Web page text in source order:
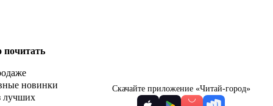
почитать
новинки
лучших
Скачайте приложение «Читай-город»